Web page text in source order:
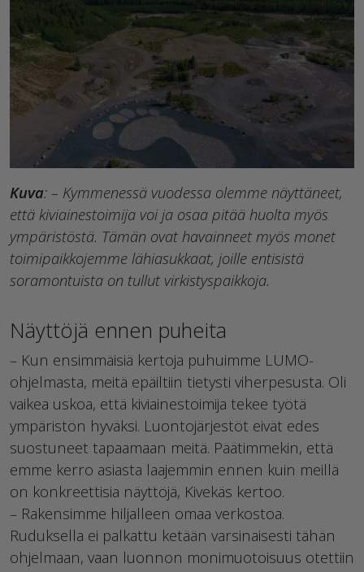
Kuva: – Kymmenessä vuodessa olemme näyttäneet,
että kiviainestoimija voi ja osaa pitää huolta myös
ympäristöstä. Tämän ovat havainneet myös monet
toimipaikkojemme lähiasukkaat, joille entisistä
soramontuista on tullut virkistyspaikkoja.
Näyttöjä ennen puheita
– Kun ensimmäisiä kertoja puhuimme LUMO-
ohjelmasta, meitä epäiltiin tietysti viherpesusta. Oli
vaikea uskoa, että kiviainestoimija tekee työtä
ympäristön hyväksi. Luontojärjestöt eivät edes
suostuneet tapaamaan meitä. Päätimmekin, että
emme kerro asiasta laajemmin ennen kuin meillä
on konkreettisia näyttöjä, Kivekäs kertoo.
– Rakensimme hiljalleen omaa verkostoa.
Ruduksella ei palkattu ketään varsinaisesti tähän
ohjelmaan, vaan luonnon monimuotoisuus otettiin